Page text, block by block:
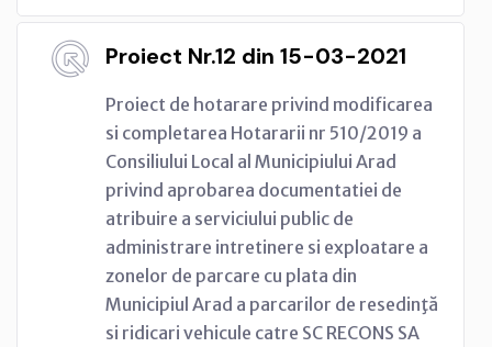
Proiect Nr.12 din 15-03-2021
Proiect de hotarare privind modificarea
si completarea Hotararii nr 510/2019 a
Consiliului Local al Municipiului Arad
privind aprobarea documentatiei de
atribuire a serviciului public de
administrare intretinere si exploatare a
zonelor de parcare cu plata din
Municipiul Arad a parcarilor de resedinţă
si ridicari vehicule catre SC RECONS SA